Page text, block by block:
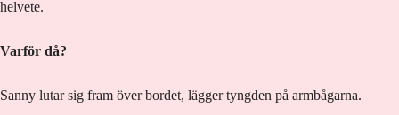
helvete.
Varför då?
Sanny lutar sig fram över bordet, lägger tyngden på armbågarna.